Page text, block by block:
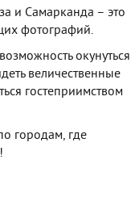
и Самарканда – это
фотографий.
окунуться
величественные
гостеприимством
городам, где